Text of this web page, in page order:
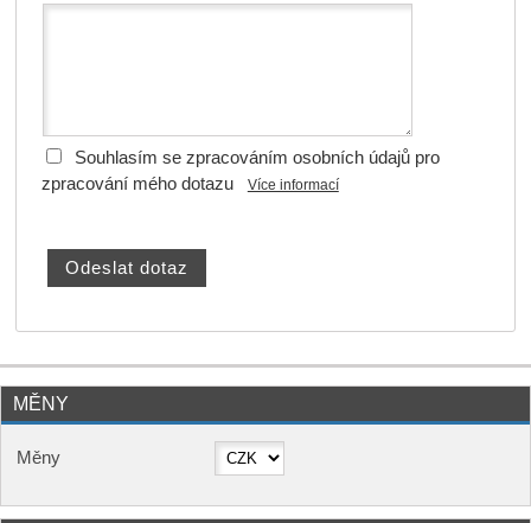
Souhlasím se zpracováním osobních údajů pro
zpracování mého dotazu
Více informací
MĚNY
Měny